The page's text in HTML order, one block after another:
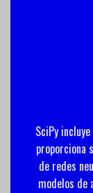
SciPy
proporciona
de redes
modelos de